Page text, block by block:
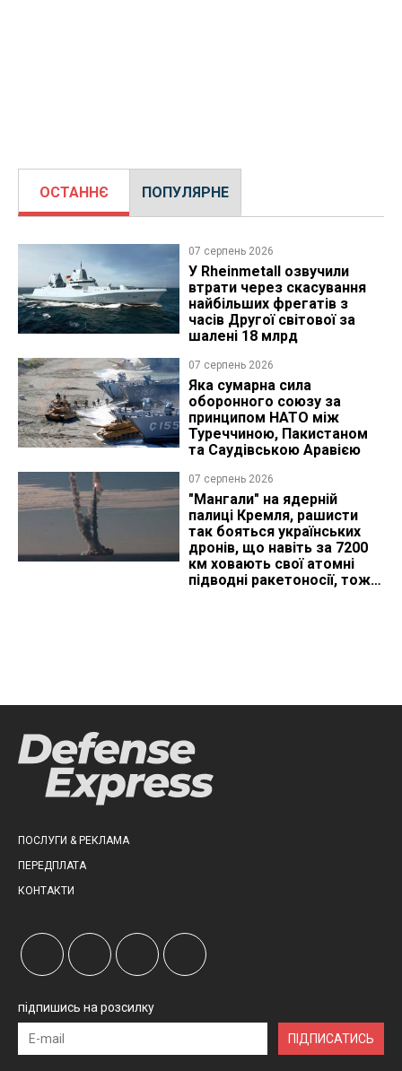
ОСТАННЄ ПОПУЛЯРНЕ
07 серпень 2026
У Rheinmetall озвучили
втрати через скасування
найбільших фрегатів з
часів Другої світової за
шалені 18 млрд
07 серпень 2026
Яка сумарна сила
оборонного союзу за
принципом НАТО між
Туреччиною, Пакистаном
та Саудівською Аравією
07 серпень 2026
"Мангали" на ядерній
палиці Кремля, рашисти
так бояться українських
дронів, що навіть за 7200
км ховають свої атомні
підводні ракетоносії, тож
ПОСЛУГИ & РЕКЛАМА
ПЕРЕДПЛАТА
КОНТАКТИ
підпишись на розсилку
ПІДПИСАТИСЬ